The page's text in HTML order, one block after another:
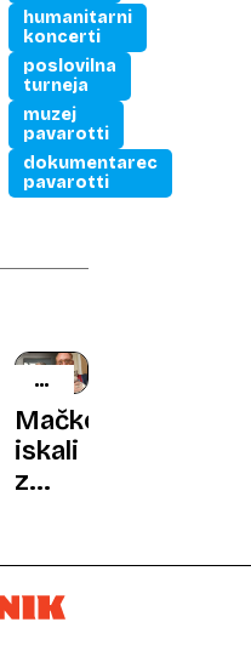
humanitarni
koncerti
poslovilna
turneja
muzej
pavarotti
dokumentarec
pavarotti
ISKALNA
AKCIJA
Mačko
iskali
z
termovizijsko
kamero,